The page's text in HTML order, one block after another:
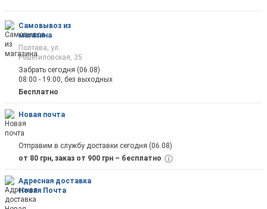
Самовывоз из
магазина
Полтава, ул.
Решетиловская, 35
Забрать сегодня (06.08)
08:00 - 19:00, без выходных
Бесплатно
Новая почта
Отправим в службу доставки сегодня (06.08)
от 80 грн, заказ от 900 грн – бесплатно
Адресная доставка
Новая Почта